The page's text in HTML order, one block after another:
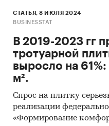
СТАТЬЯ, 8 ИЮЛЯ 2024
BUSINESSTAT
В 2019-2023 гг
тротуарной
выросло на
м².
Спрос на плитку
реализации
«Формирование